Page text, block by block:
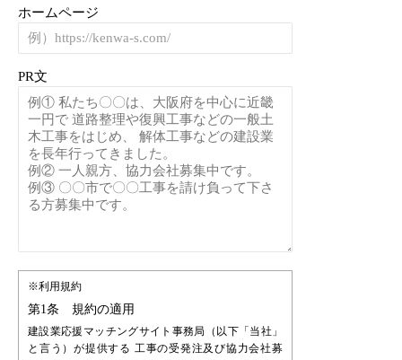
ホームページ
PR文
※利用規約
第1条 規約の適用
建設業応援マッチングサイト事務局（以下「当社」
と言う）が提供する 工事の受発注及び協力会社募